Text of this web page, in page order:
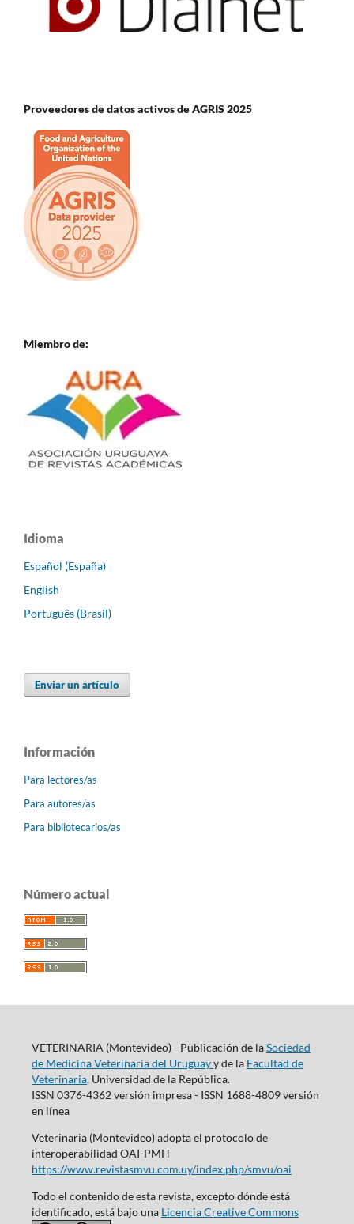
Proveedores de datos activos de AGRIS 2025
Miembro de:
Idioma
Español (España)
English
Português (Brasil)
Enviar un artículo
Información
Para lectores/as
Para autores/as
Para bibliotecarios/as
Número actual
VETERINARIA (Montevideo) - Publicación de laSociedad
de Medicina Veterinaria del Uruguayy de la Facultad de
Veterinaria, Universidad de la República.
ISSN 0376-4362 versión impresa - ISSN 1688-4809 versión
en línea
Veterinaria (Montevideo) adopta el protocolo de
interoperabilidad OAI-PMH
https://www.revistasmvu.com.uy/index.php/smvu/oai
Todo el contenido de esta revista, excepto dónde está
identificado, está bajo una Licencia Creative Commons